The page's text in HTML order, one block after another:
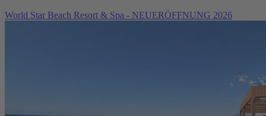
World Star Beach Resort & Spa - NEUERÖFFNUNG 2026